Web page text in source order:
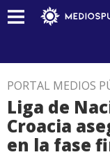
PORTAL MEDIOS
Liga de
Croacia
en la fase